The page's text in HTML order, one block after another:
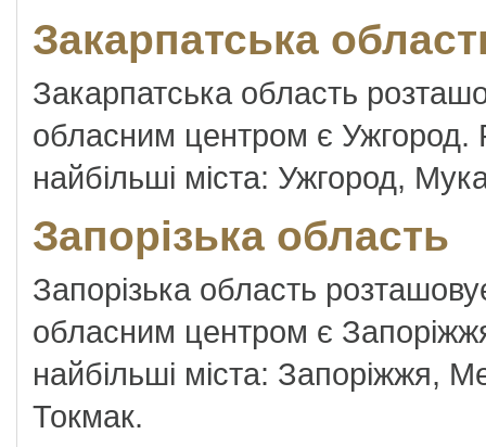
Закарпатська
Закарпатська область
обласним центром є Ужгород.
найбільші міста: Ужгород,
Запорізька область
Запорізька область
обласним центром є
найбільші міста: Запоріжжя,
Токмак.